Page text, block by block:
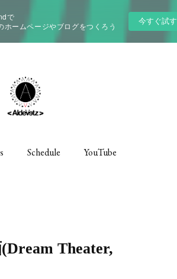
で
ホームページやブログをつくろう
今すぐ試す
Schedule YouTube
Theater,